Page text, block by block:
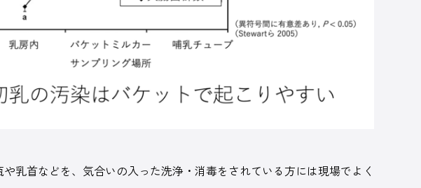
乳首などを、気合いの入った洗浄・消毒をされている方には現場でよく